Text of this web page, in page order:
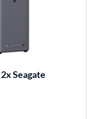
Seagate